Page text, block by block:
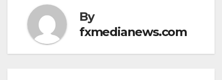
By
fxmedianews.com